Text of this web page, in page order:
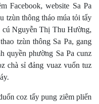
Facebook, website Sa Pa
tzùn thông tháo múa tỏi tẩy
cú Nguyễn Thị Thu Hường,
tzùn thông Sa Pa, gang
quyền phường Sa Pa cunz
chà sỉ đảng vuaz vuổn tuz
coz tẩy pung ziêm pliến